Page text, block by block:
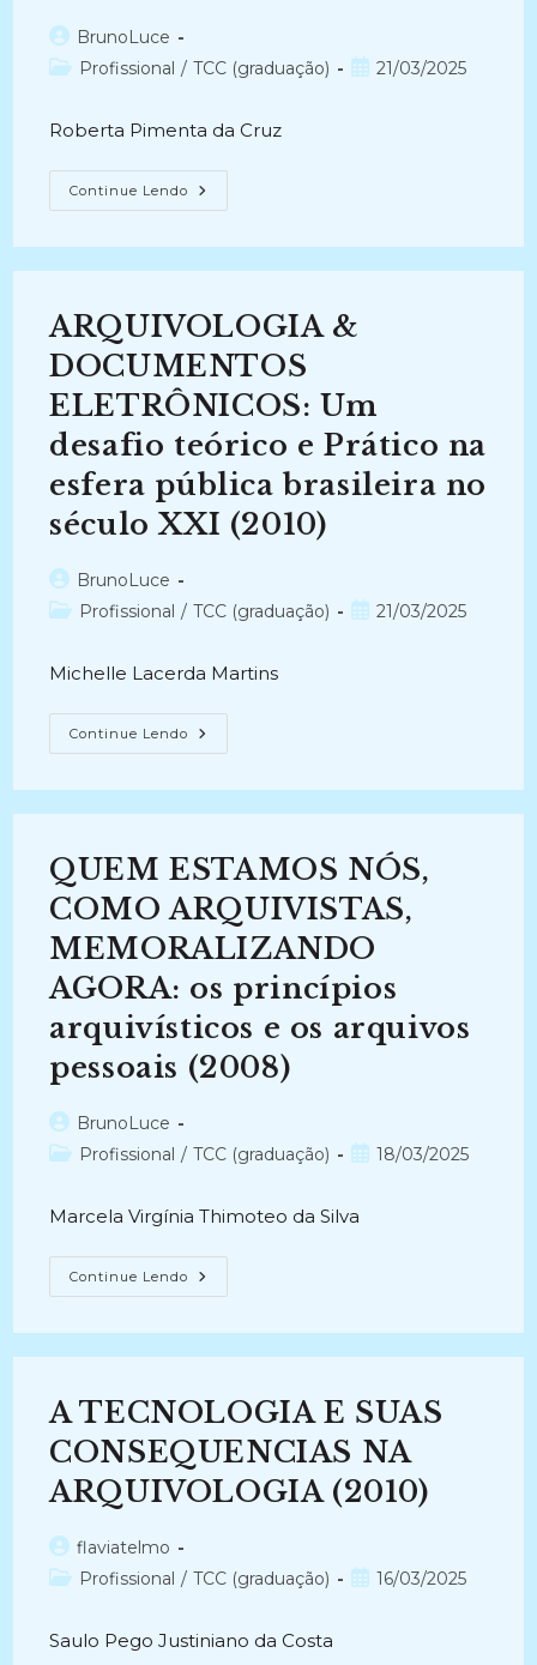
Autor
do
BrunoLuce
Categoria
Profissional / TCC (graduação)
Post21/03/2025
Roberta Pimenta da Cruz
Continue Lendo OS
ARQUIVOS
DO
DO
BRASIL
NA
INTERNET:
Uma
Análise
Portal
Brasil
(2007)
ARQUIVOLOGIA &
DOCUMENTOS
ELETRÔNICOS: Um
desafio teórico e Prático na
esfera pública brasileira no
século XXI (2010)
Autor
do
BrunoLuce
Categoria
Profissional / TCC (graduação)
Post21/03/2025
Michelle Lacerda Martins
Continue Lendo ARQUIVOLOGIA
&
Desafio
Prático
Na
Esfera
Pública
Brasileira
No
XXI
(2010)
QUEM ESTAMOS NÓS,
COMO ARQUIVISTAS,
MEMORALIZANDO
AGORA: os princípios
arquivísticos e os arquivos
pessoais (2008)
Autor
do
BrunoLuce
Categoria
Profissional / TCC (graduação)
Post18/03/2025
Marcela Virgínia Thimoteo da Silva
Continue Lendo QUEM
ESTAMOS
MEMORALIZANDO
Princípios
Arquivísticos
E
Os
Arquivos
Pessoais
A TECNOLOGIA E SUAS
CONSEQUENCIAS NA
ARQUIVOLOGIA (2010)
Autor
do
flaviatelmo
Categoria
Profissional / TCC (graduação)
Post16/03/2025
Saulo Pego Justiniano da Costa